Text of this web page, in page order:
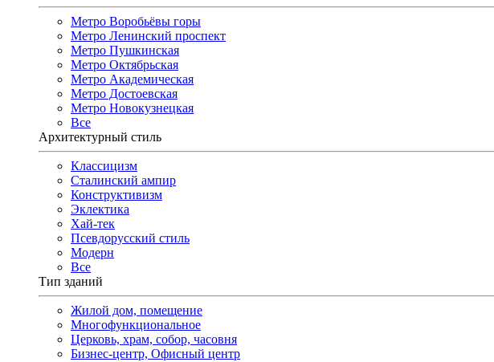
Метро Воробьёвы горы
Метро Ленинский проспект
Метро Пушкинская
Метро Октябрьская
Метро Академическая
Метро Достоевская
Метро Новокузнецкая
Все
Архитектурный стиль
Классицизм
Сталинский ампир
Конструктивизм
Эклектика
Хай-тек
Псевдорусский стиль
Модерн
Все
Тип зданий
Жилой дом, помещение
Многофункциональное
Церковь, храм, собор, часовня
Бизнес-центр, Офисный центр